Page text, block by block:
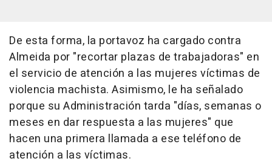
De esta forma, la portavoz ha cargado contra
Almeida por "recortar plazas de trabajadoras" en
el servicio de atención a las mujeres víctimas de
violencia machista. Asimismo, le ha señalado
porque su Administración tarda "días, semanas o
meses en dar respuesta a las mujeres" que
hacen una primera llamada a ese teléfono de
atención a las víctimas.